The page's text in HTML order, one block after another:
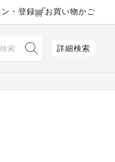
ン・登録 お買い物かご
詳細検索